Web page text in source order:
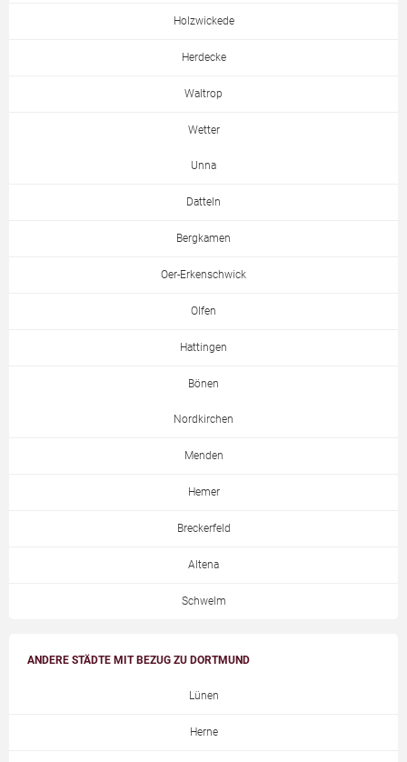
Holzwickede
Herdecke
Waltrop
Wetter
Unna
Datteln
Bergkamen
Oer-Erkenschwick
Olfen
Hattingen
Bönen
Nordkirchen
Menden
Hemer
Breckerfeld
Altena
Schwelm
ANDERE STÄDTE MIT BEZUG ZU DORTMUND
Lünen
Herne